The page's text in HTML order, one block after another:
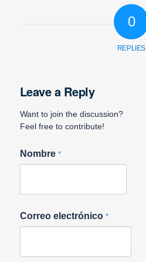
0
REPLIES
Leave a Reply
Want to join the discussion?
Feel free to contribute!
Nombre *
Correo electrónico *